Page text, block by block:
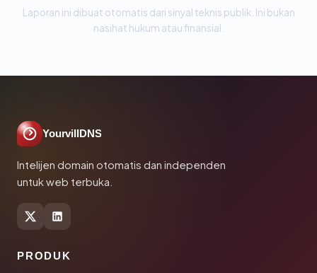
Laporan ini dibuat otomatis dari sinyal teknis publik. Ini bukan
nasihat hukum atau finansial.
YourvillDNS
Intelijen domain otomatis dan independen
untuk web terbuka.
PRODUK